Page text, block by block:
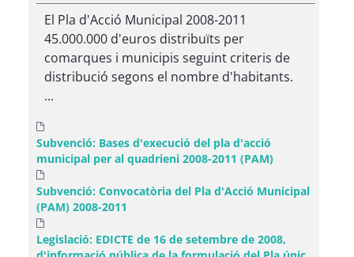
El Pla d'Acció Municipal 2008-2011
45.000.000 d'euros distribuïts per
comarques i municipis seguint criteris de
distribució segons el nombre d'habitants.
...
Subvenció: Bases d'execució del pla d'acció
municipal per al quadrieni 2008-2011 (PAM)
Subvenció: Convocatòria del Pla d'Acció Municipal
(PAM) 2008-2011
Legislació: EDICTE de 16 de setembre de 2008,